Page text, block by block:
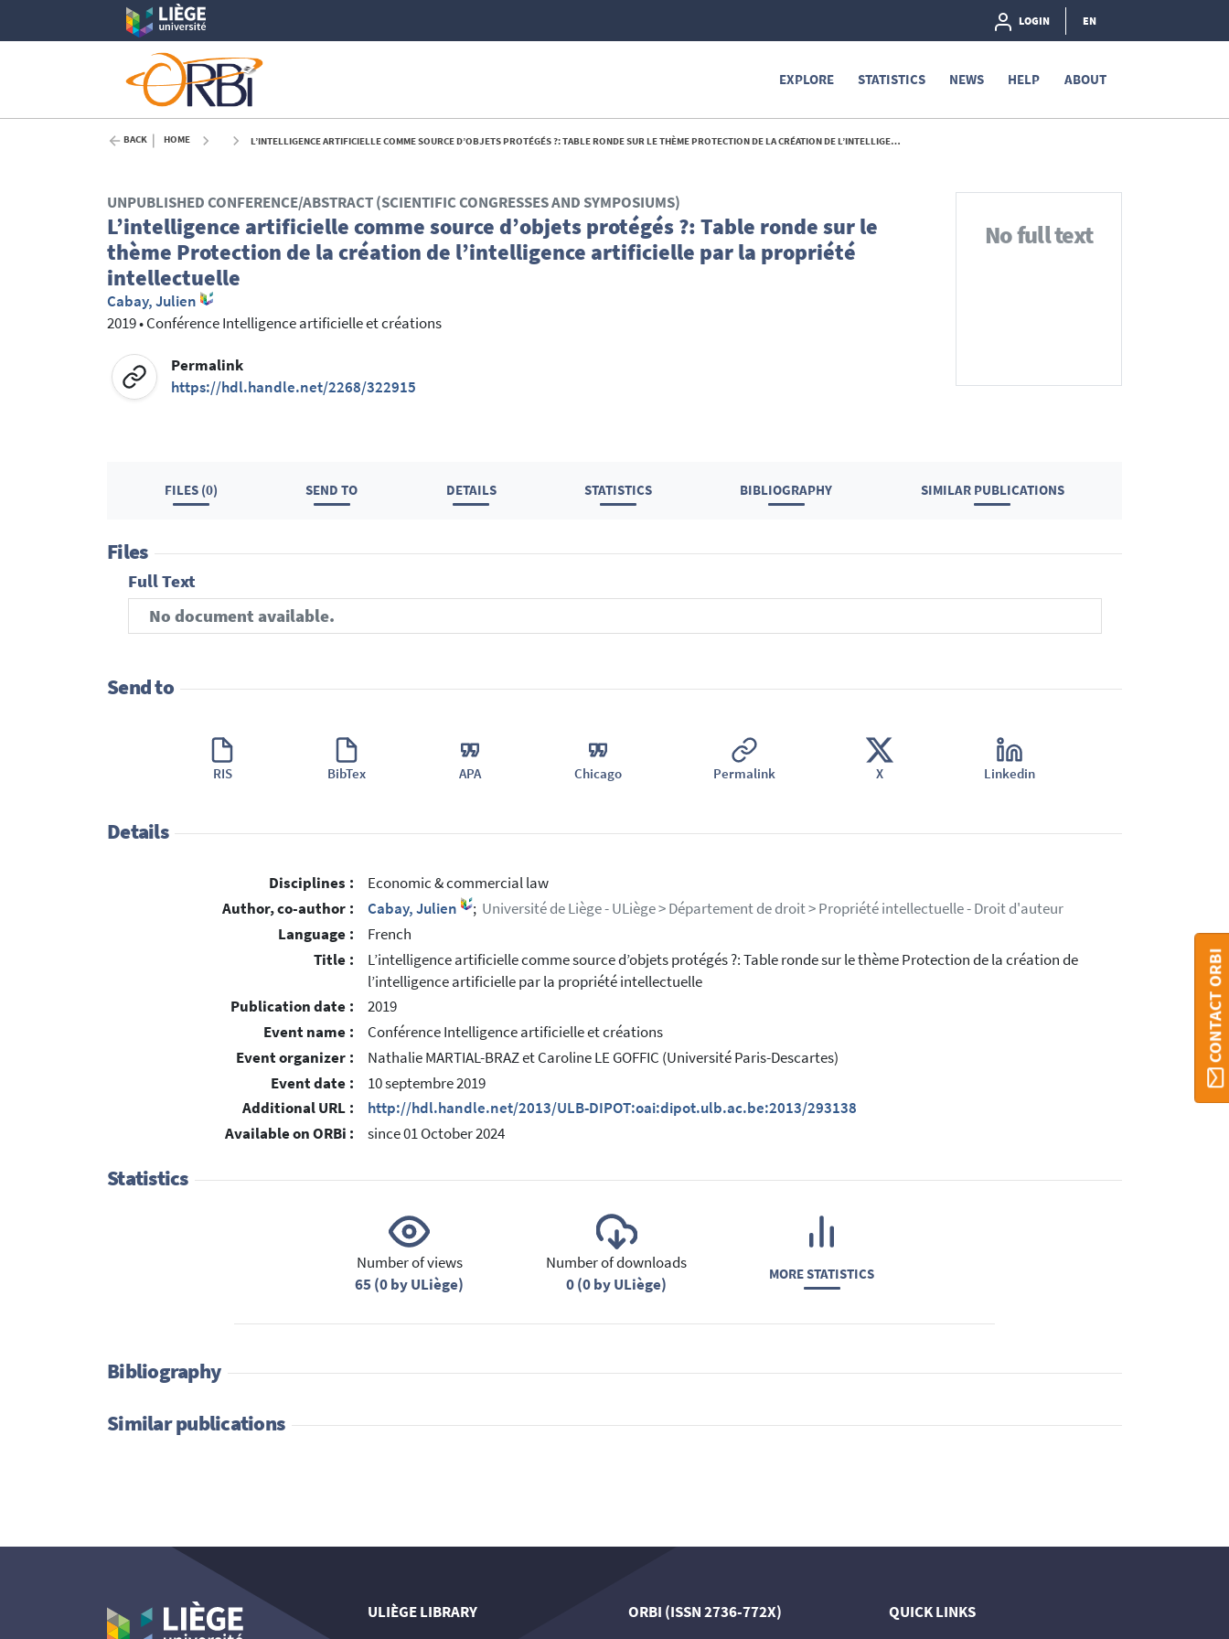
LOGIN EN
EXPLORE STATISTICS NEWS HELP ABOUT
BACK HOME L’INTELLIGENCE ARTIFICIELLE COMME SOURCE D’OBJETS PROTÉGÉS ?: TABLE RONDE SUR LE THÈME PROTECTION DE LA CRÉATION DE L’INTELLIGENCE ARTIFICIELLE PAR LA PROPRIÉTÉ INTELLECTUELLE - 2019
No full text
UNPUBLISHED CONFERENCE/ABSTRACT (SCIENTIFIC CONGRESSES AND SYMPOSIUMS)
L’intelligence artificielle comme source d’objets protégés ?: Table ronde sur le
thème Protection de la création de l’intelligence artificielle par la propriété
intellectuelle
Cabay, Julien
2019•Conférence Intelligence artificielle et créations
Permalink
https://hdl.handle.net/2268/322915
FILES (0) SEND TO DETAILS STATISTICS BIBLIOGRAPHY SIMILAR PUBLICATIONS
Files
Full Text
No document available.
Send to
RIS BibTex APA Chicago Permalink X Linkedin
Details
Disciplines :
Economic & commercial law
Author, co-author :
Cabay, Julien ; Université de Liège - ULiège > Département de droit > Propriété intellectuelle - Droit d'auteur
Language :
French
Title :
L’intelligence artificielle comme source d’objets protégés ?: Table ronde sur le thème Protection de la création de
l’intelligence artificielle par la propriété intellectuelle
Publication date :
2019
Event name :
Conférence Intelligence artificielle et créations
Event organizer :
Nathalie MARTIAL-BRAZ et Caroline LE GOFFIC (Université Paris-Descartes)
Event date :
10 septembre 2019
Additional URL :
http://hdl.handle.net/2013/ULB-DIPOT:oai:dipot.ulb.ac.be:2013/293138
Available on ORBi :
since 01 October 2024
Statistics
Number of views
65 (0 by ULiège)
Number of downloads
0 (0 by ULiège)
MORE STATISTICS
Bibliography
Similar publications
CONTACT ORBI
ULIÈGE LIBRARY ORBI (ISSN 2736-772X) QUICK LINKS